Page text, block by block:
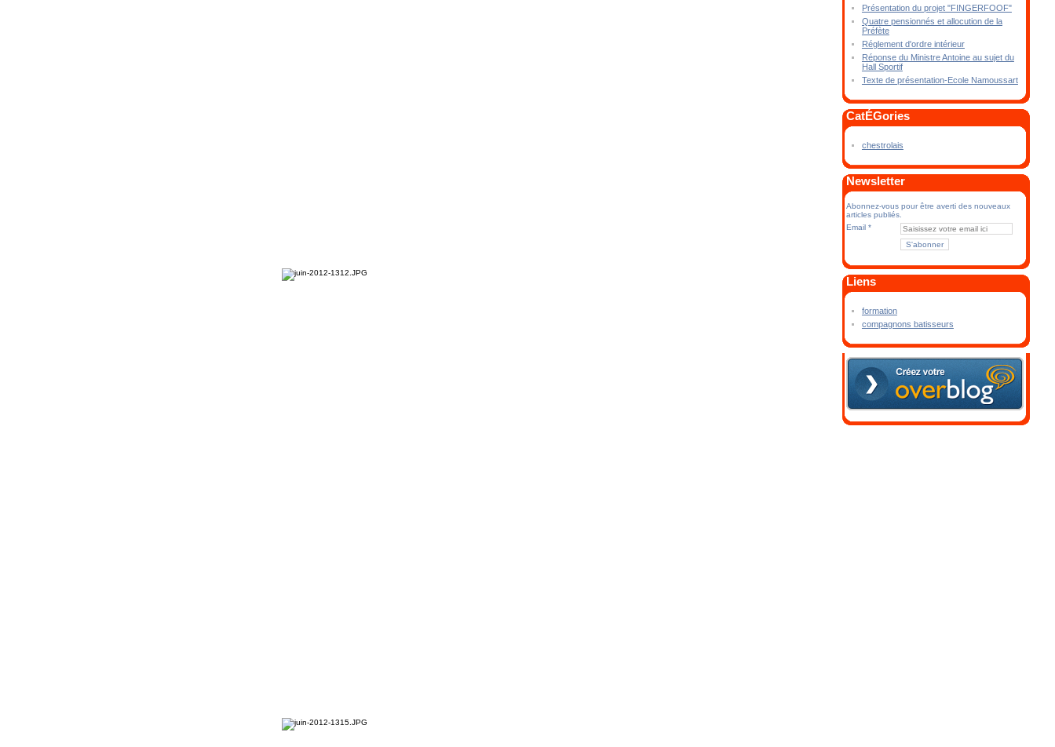
Présentation du projet "FINGERFOOF"
Quatre pensionnés et allocution de la
Préfète
Réglement d'ordre intérieur
Réponse du Ministre Antoine au sujet du
Hall Sportif
Texte de présentation-Ecole Namoussart
CatÉGories
chestrolais
Newsletter
Abonnez-vous pour être averti des nouveaux
articles publiés.
Email
Liens
formation
compagnons batisseurs